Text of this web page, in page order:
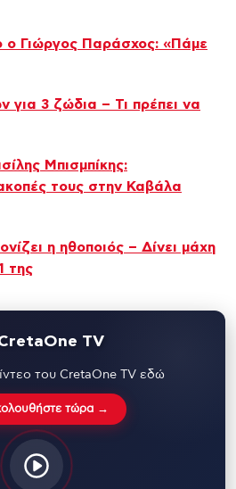
ο Γιώργος Παράσχος: «Πάμε
3 ζώδια – Τι πρέπει να
Μπισμπίκης:
τους στην Καβάλα
η ηθοποιός – Δίνει μάχη
της
TV
του CretaOne TV εδώ
τώρα →